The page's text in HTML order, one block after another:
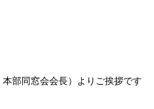
部同窓会会長）よりご挨拶です